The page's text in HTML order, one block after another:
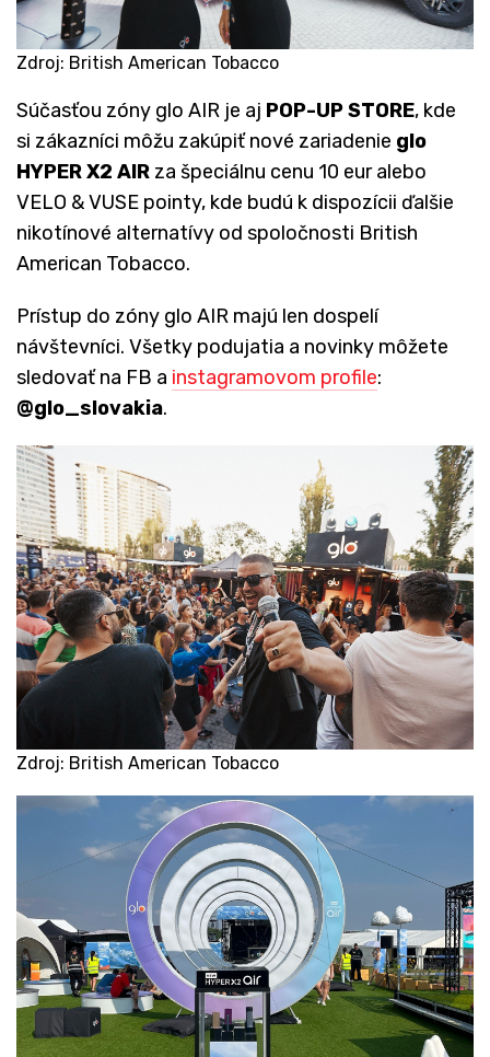
Zdroj: British American Tobacco
Súčasťou zóny glo AIR je aj POP-UP STORE, kde
si zákazníci môžu zakúpiť nové zariadenie glo
HYPER X2 AIR za špeciálnu cenu 10 eur alebo
VELO & VUSE pointy, kde budú k dispozícii ďalšie
nikotínové alternatívy od spoločnosti British
American Tobacco.
Prístup do zóny glo AIR majú len dospelí
návštevníci. Všetky podujatia a novinky môžete
sledovať na FB a instagramovom profile:
@glo_slovakia.
Zdroj: British American Tobacco